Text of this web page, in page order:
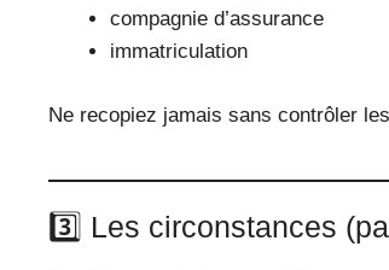
compagnie d’assurance
immatriculation
Ne recopiez jamais sans contrôler
3️⃣ Les circonstances